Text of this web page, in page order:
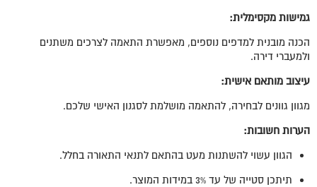
גמישות מקסימלית:
הכנה מובנית למדפים נוספים, מאפשרת התאמה לצרכים משתנים
ולמעברי דירה.
עיצוב מותאם אישית:
מגוון גוונים לבחירה, להתאמה מושלמת לסגנון האישי שלכם.
הערות חשובות:
הגוון עשוי להשתנות מעט בהתאם לתנאי התאורה בחלל.
תיתכן סטייה של עד 3% במידות המוצר.